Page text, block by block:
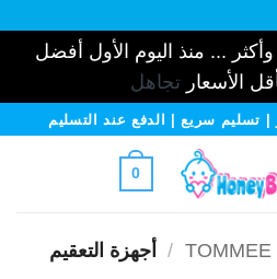
... منذ اليوم الأول أفضل
الأسعارتجاهل
تسليم سريع | الدفع عند التسليم
0
TOMMEE
/ أجهزة التعقيم